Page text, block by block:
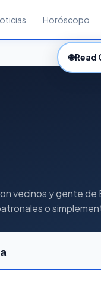
Horóscopo
vecinos y gente de
o
🌐Read